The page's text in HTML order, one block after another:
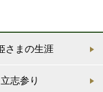
さまの生涯
立志参り